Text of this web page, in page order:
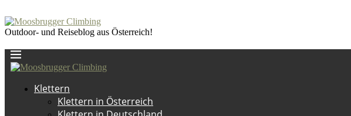
Outdoor- und Reiseblog aus Österreich!
Klettern
Klettern in Österreich